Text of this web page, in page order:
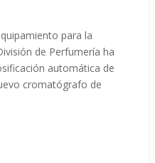
para la
de Perfumería ha
automática de
cromatógrafo de